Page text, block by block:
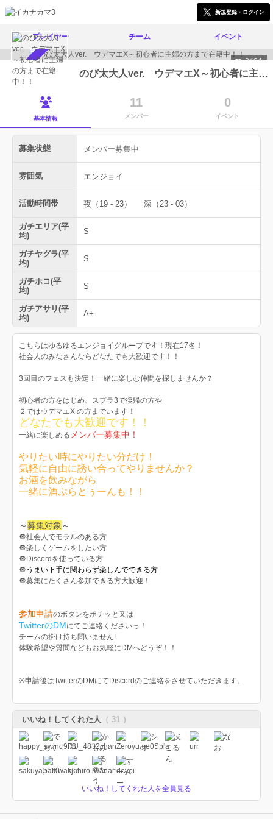
新規登録・ログイン
プレイヤー チーム イベント
メンバー募集中 3404
のび太大人ver. ウデマエX～初心者に主婦の方まで在籍中！！
基本情報
11
メンバー
0
イベント
募集状態 メンバー募集中
雰囲気 エンジョイ
活動時間帯 夜（19 - 23） 深（23 - 03）
ガチエリア(平
均)
S
ガチヤグラ(平
均)
S
ガチホコ(平
均)
S
ガチアサリ(平
均)
A+
こちらはゆるゆるエンジョイグループです！現在17名！
社会人のみなさんならどなたでも大歓迎です！！
3回目のフェスも決定！一緒に楽しむ仲間を探しませんか？
初心者の方をはじめ、スプラ3で復帰の方や
２ではウデマエX の方までいます！
どなたでも大歓迎です！！
一緒に楽しめる メンバー募集中！
やりたい時にやりたい分だけ！
気軽に自由に誘い合ってやりませんか？
お酒を飲みながら
一緒に酒ぷらとぅーんも！！
～募集対象 ～
🔘社会人でモラルのある方
🔘楽しくゲームをしたい方
🔘Discordを使っている方
🔘 うまい下手に関わらず楽しんでできる方
🔘募集にたくさん参加できる方大歓迎！
参加申請のボタンをポチッと又は
TwitterのDMにてご連絡くださいっ！
チームの掛け持ち問いません!
体験希望や質問などもお気軽にDMへどうぞ！！
※申請後はTwitterのDMにてDiscordのご連絡をさせていただきます。
いいね！してくれた人 （ 31 ）
いいね！してくれた人を全員見る